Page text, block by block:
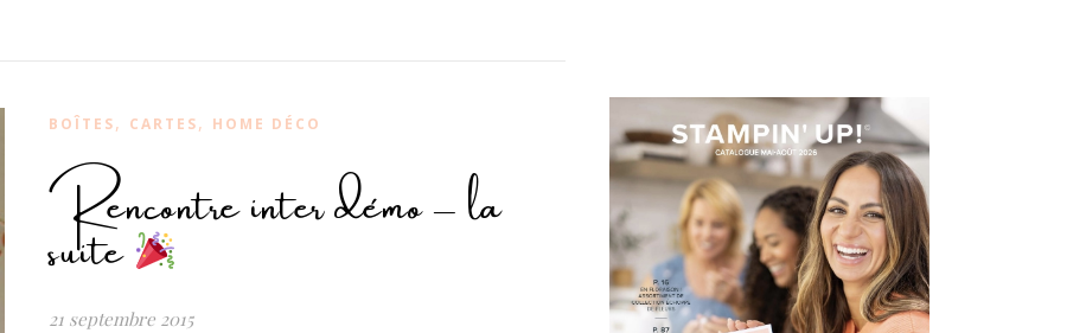
BOÎTES, CARTES, HOME DÉCO
Rencontre inter démo – la
suite
21 septembre 2015